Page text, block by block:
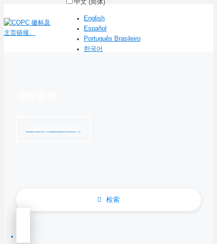
中文 (简体)
English
Español
Português Brasileiro
한국어
检索